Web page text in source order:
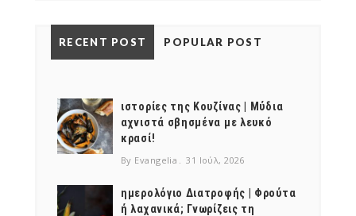
RECENT POST POPULAR POST
ιστορίες της Κουζίνας | Μύδια
αχνιστά σβησμένα με λευκό
κρασί!
By Evangelia 31 Ιούλ, 2026
ημερολόγιο Διατροφής | Φρούτα
ή λαχανικά; Γνωρίζεις τη